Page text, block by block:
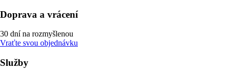
Doprava a vrácení
30 dní na rozmyšlenou
Vraťte svou objednávku
Služby